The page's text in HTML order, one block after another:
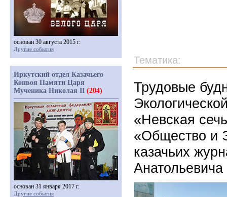
Тематика:
Трудовые
«Невская
«Общество и
казачьих
Анатольевича
основан 30 августа 2015 г.
Другие события
Иркутский отдел Казачьего
Конвоя Памяти Царя
Мученика Николая II (204)
основан 31 января 2017 г.
Другие события